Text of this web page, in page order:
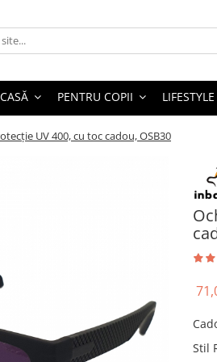
PENTRU COPII LIFESTYLE
UV 400, cu toc cadou, OSB30
Stil